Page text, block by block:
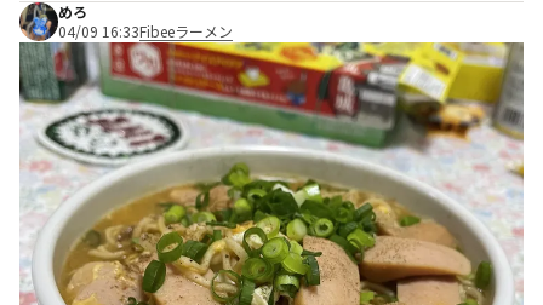
めろ
04/09 16:33Fibeeラーメン